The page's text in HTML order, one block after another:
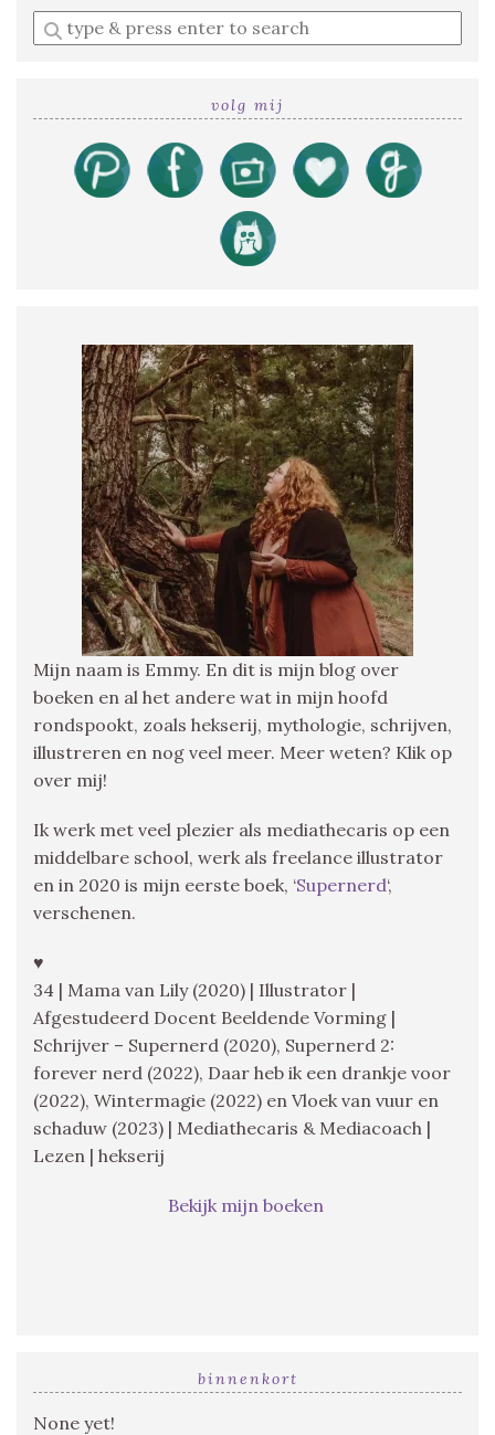
Enter
a
volg mij
Mijn naam is Emmy. En dit is mijn blog over
boeken en al het andere wat in mijn hoofd
rondspookt, zoals hekserij, mythologie, schrijven,
illustreren en nog veel meer. Meer weten? Klik op
over mij!
Ik werk met veel plezier als mediathecaris op een
middelbare school, werk als freelance illustrator
en in 2020 is mijn eerste boek, ‘Supernerd‘,
verschenen.
♥
34 | Mama van Lily (2020) | Illustrator |
Afgestudeerd Docent Beeldende Vorming |
Schrijver – Supernerd (2020), Supernerd 2:
forever nerd (2022), Daar heb ik een drankje voor
(2022), Wintermagie (2022) en Vloek van vuur en
schaduw (2023) | Mediathecaris & Mediacoach |
Lezen | hekserij
Bekijk mijn boeken
binnenkort
None yet!